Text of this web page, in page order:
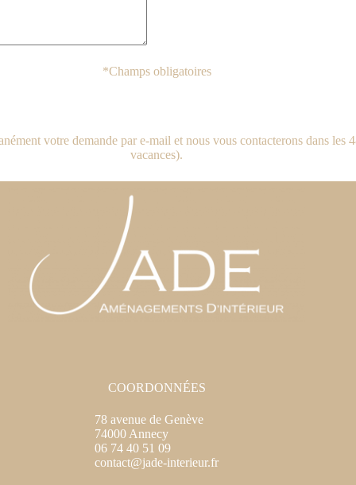
*Champs obligatoires
votre demande par e-mail et nous vous contacterons dans les
vacances).
COORDONNÉES
78 avenue de Genève
74000 Annecy
06 74 40 51 09
contact@jade-interieur.fr